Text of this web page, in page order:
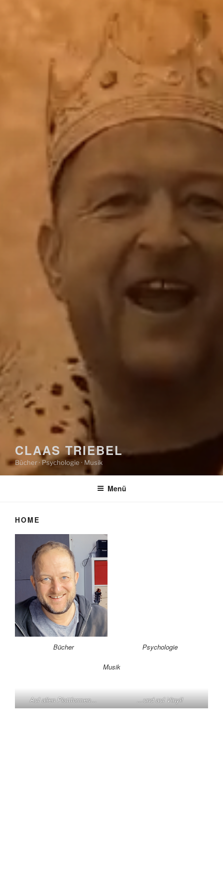
CLAAS TRIEBEL
Bücher · Psychologie · Musik
Menü
HOME
Bücher Psychologie
Musik
Auf allen Plattformen… …und auf Vinyl!